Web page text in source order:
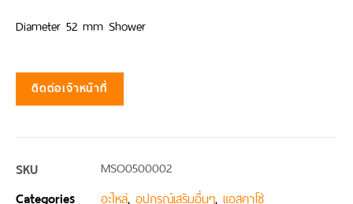
Diameter 52 mm Shower
ติดต่อเจ้าหน้าที่
SKU MSO0500002
Categories อะไหล่, อุปกรณ์เสริมอื่นๆ, แอสคาโซ่